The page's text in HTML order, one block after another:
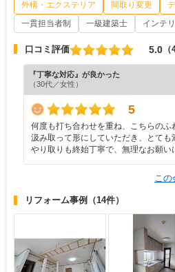
外構・エクステリア 間取り変更
一貫担当者制
一級建築士 インテ
口コミ評価 5.0
『丁寧な対応』が良かった
（30代／女性）
5
何度も打ち合わせを重ね、こちらのふ
汲み取って形にしていただき、とても
やり取りも終始丁寧で、無理なお願い
こ
リフォーム事例 （14件）